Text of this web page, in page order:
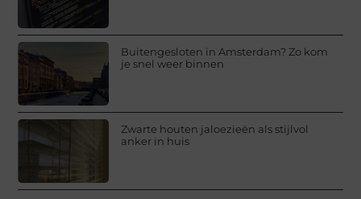
Buitengesloten in Amsterdam? Zo kom
je snel weer binnen
Zwarte houten jaloezieën als stijlvol
anker in huis